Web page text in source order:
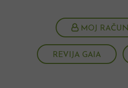
MOJ RAČUN
REVIJA GAIA